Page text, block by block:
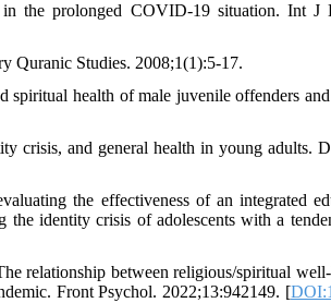
the prolonged COVID-19 situation. Int J
Quranic Studies. 2008;1(1):5-17.
health of male juvenile offenders
and general health in young adults.
the effectiveness of an integrated
identity crisis of adolescents with a
relationship between religious/spiritual
Front Psychol. 2022;13:942149. [